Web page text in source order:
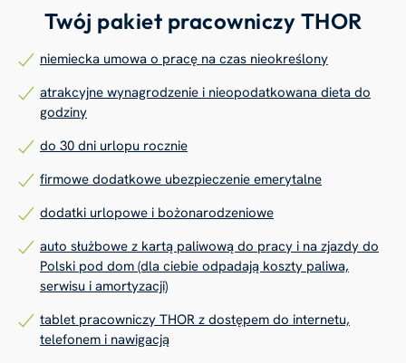
Twój pakiet pracowniczy THOR
niemiecka umowa o pracę na czas nieokreślony
atrakcyjne wynagrodzenie i nieopodatkowana dieta do
godziny
do 30 dni urlopu rocznie
firmowe dodatkowe ubezpieczenie emerytalne
dodatki urlopowe i bożonarodzeniowe
auto służbowe z kartą paliwową do pracy i na zjazdy do
Polski pod dom (dla ciebie odpadają koszty paliwa,
serwisu i amortyzacji)
tablet pracowniczy THOR z dostępem do internetu,
telefonem i nawigacją